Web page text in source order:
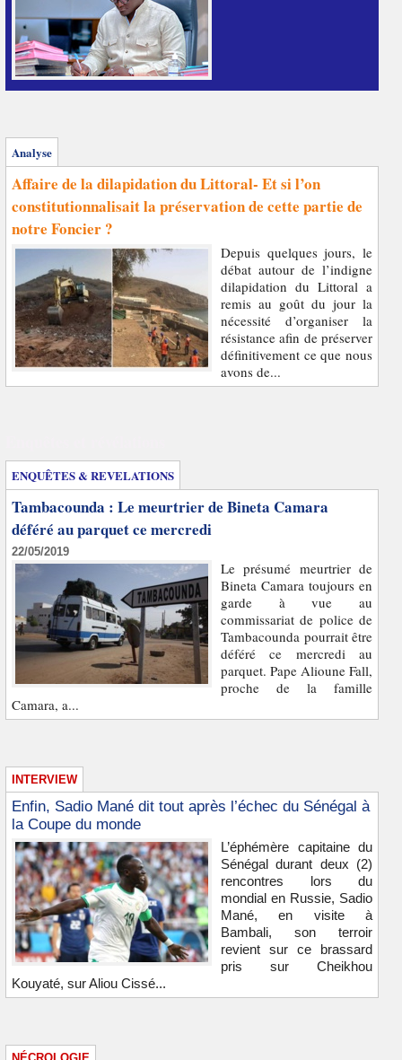
Analyse
Affaire de la dilapidation du Littoral- Et si l’on
constitutionnalisait la préservation de cette partie de
notre Foncier ?
Depuis quelques jours, le
débat autour de l’indigne
dilapidation du Littoral a
remis au goût du jour la
nécessité d’organiser la
résistance afin de préserver
définitivement ce que nous
avons de...
ENQUÊTES & REVELATIONS
Tambacounda : Le meurtrier de Bineta Camara
déféré au parquet ce mercredi
22/05/2019
Le présumé meurtrier de
Bineta Camara toujours en
garde à vue au
commissariat de police de
Tambacounda pourrait être
déféré ce mercredi au
parquet. Pape Alioune Fall,
proche de la famille
Camara, a...
INTERVIEW
Enfin, Sadio Mané dit tout après l’échec du Sénégal à
la Coupe du monde
L’éphémère capitaine du
Sénégal durant deux (2)
rencontres lors du
mondial en Russie, Sadio
Mané, en visite à
Bambali, son terroir
revient sur ce brassard
pris sur Cheikhou
Kouyaté, sur Aliou Cissé...